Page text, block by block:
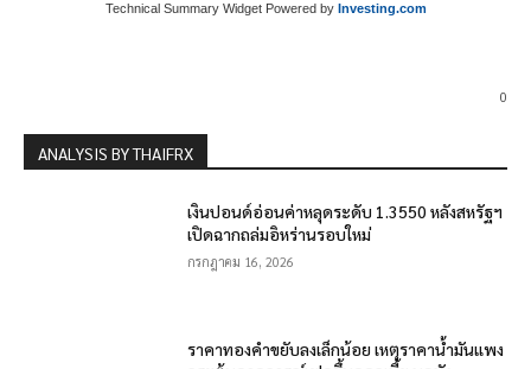
Technical Summary Widget Powered by Investing.com
0
ANALYSIS BY THAIFRX
เงินปอนด์อ่อนค่าหลุดระดับ 1.3550 หลังสหรัฐฯ
เปิดฉากถล่มอิหร่านรอบใหม่
กรกฎาคม 16, 2026
ราคาทองคำขยับลงเล็กน้อย เหตุราคาน้ำมันแพง